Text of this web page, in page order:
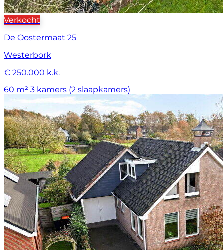
Verkocht
De Oostermaat 25
Westerbork
€ 250.000 k.k.
60 m² 3 kamers (2 slaapkamers)